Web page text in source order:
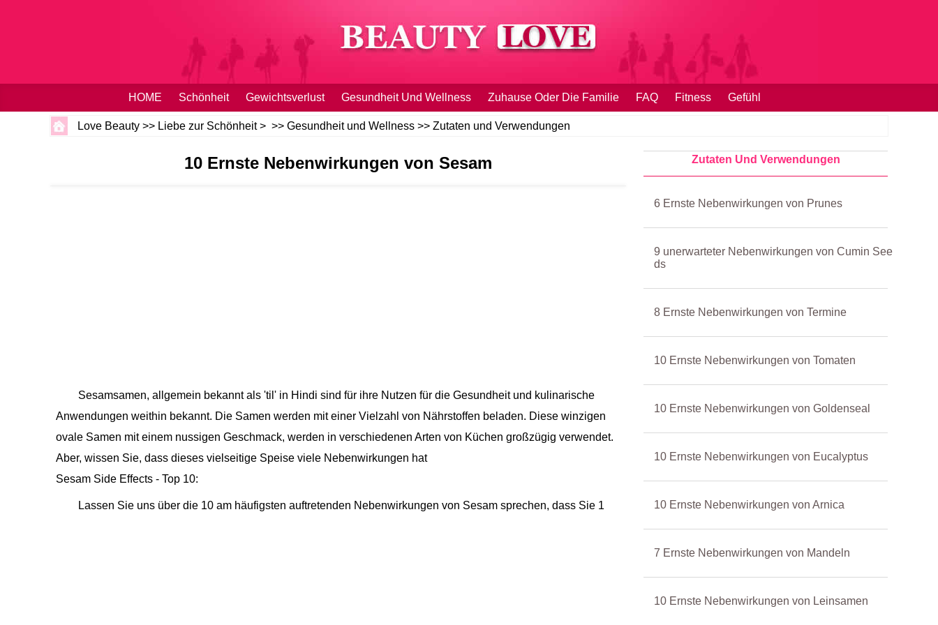
HOME Schönheit Gewichtsverlust Gesundheit Und Wellness Zuhause Oder Die Familie FAQ Fitness Gefühl
Love Beauty >> Liebe zur Schönheit> >> Gesundheit und Wellness >> Zutaten und Verwendungen
10 Ernste Nebenwirkungen von Sesam
Sesamsamen, allgemein bekannt als 'til' in Hindi sind für ihre Nutzen für die Gesundheit und kulinarische
Anwendungen weithin bekannt. Die Samen werden mit einer Vielzahl von Nährstoffen beladen. Diese winzigen
ovale Samen mit einem nussigen Geschmack, werden in verschiedenen Arten von Küchen großzügig verwendet.
Aber, wissen Sie, dass dieses vielseitige Speise viele Nebenwirkungen hat
Sesam Side Effects - Top 10:
Lassen Sie uns über die 10 am häufigsten auftretenden Nebenwirkungen von Sesam sprechen, dass Sie 1
Zutaten Und Verwendungen
6 Ernste Nebenwirkungen von Prunes
9 unerwarteter Nebenwirkungen von Cumin See
ds
8 Ernste Nebenwirkungen von Termine
10 Ernste Nebenwirkungen von Tomaten
10 Ernste Nebenwirkungen von Goldenseal
10 Ernste Nebenwirkungen von Eucalyptus
10 Ernste Nebenwirkungen von Arnica
7 Ernste Nebenwirkungen von Mandeln
10 Ernste Nebenwirkungen von Leinsamen